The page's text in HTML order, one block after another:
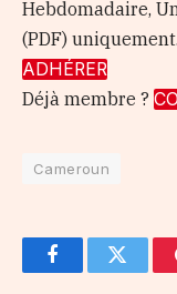
Hebdomadaire,
(PDF) uniquement.
ADHÉRER
Déjà membre ?
Cameroun
FacebookTwitter